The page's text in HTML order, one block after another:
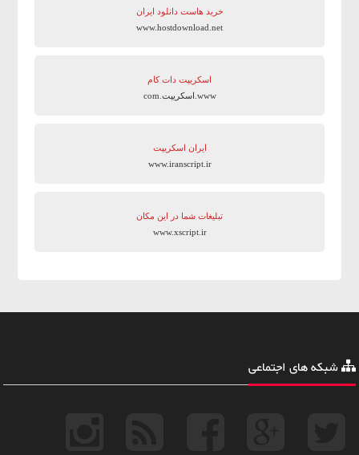
خرید هاست دانلود ایران
www.hostdownload.net
اسکریپت دات کام
www.اسکریپت.com
ایران اسکریپت
www.iranscript.ir
تبلیغات شما در این مکان
www.xscript.ir
شبکه های اجتماعی